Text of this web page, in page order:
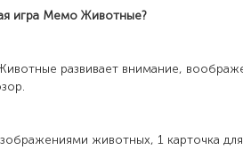
игра Мемо Животные?
развивает внимание,
животных, 1 карточка